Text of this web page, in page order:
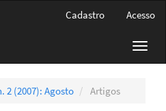
Cadastro Acesso
2 (2007): Agosto Artigos